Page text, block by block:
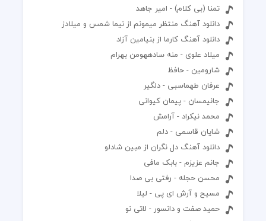
تمنا (بی کلام) - امیر جاهد
دانلود آهنگ منتظر میمونم از نیما شمس و میلادز
دانلود آهنگ کارما از بنیامین آزاد
میلاد علوی - منه سادههومن بهرام
شارومین - حافظ
عرفان طهماسبی - دلگیر
جانیمسان - پیمان کیوانی
محمد نیکراد - آرامش
شایان قاسمی - دلم
دانلود آهنگ دل نگران از مبین شادلو
جانم عزیزم - بابک مافی
محسن حجله - رفتی بی صدا
مسیح و آرش ای پی - لیلا
حمید صفت و دانسور - لاتی نو